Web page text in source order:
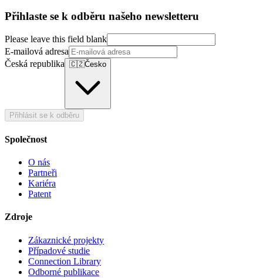
Přihlaste se k odběru našeho newsletteru
Please leave this field blank
E-mailová adresa
Česká republika 🇨🇿Česko
Přihlásit se k odběru
Společnost
O nás
Partneři
Kariéra
Patent
Zdroje
Zákaznické projekty
Případové studie
Connection Library
Odborné publikace